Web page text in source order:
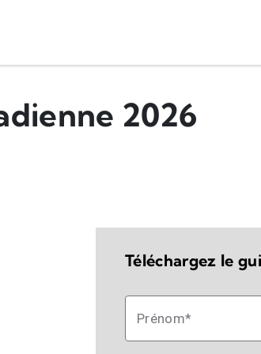
2026
Téléchargez le
Prénom*